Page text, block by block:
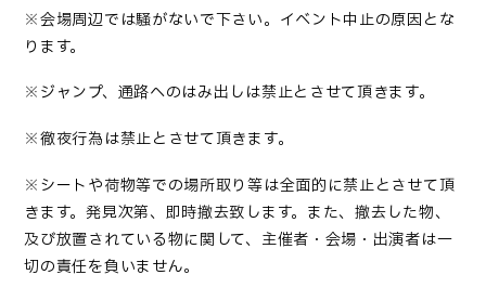
※会場周辺では騒がないで下さい。イベント中止の原因とな
ります。
※ジャンプ、通路へのはみ出しは禁止とさせて頂きます。
※徹夜行為は禁止とさせて頂きます。
※シートや荷物等での場所取り等は全面的に禁止とさせて頂
きます。発見次第、即時撤去致します。また、撤去した物、
及び放置されている物に関して、主催者・会場・出演者は一
切の責任を負いません。